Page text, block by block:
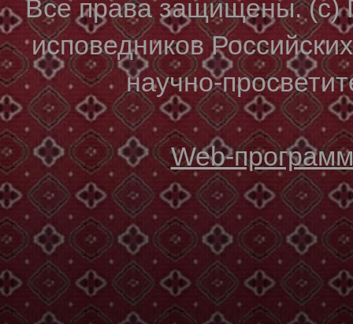
Все права защищены. (с)
исповедников
научно-
Web-